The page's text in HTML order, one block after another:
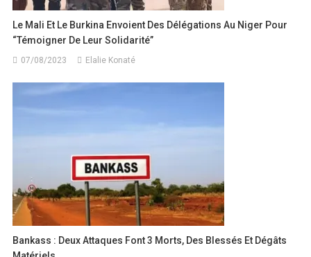
Le Mali Et Le Burkina Envoient Des Délégations Au Niger Pour
“témoigner De Leur Solidarité”
07/08/2023 Elalie Konaté
Bankass : Deux Attaques Font 3 Morts, Des Blessés Et Dégâts